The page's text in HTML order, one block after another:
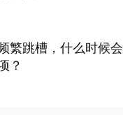
繁跳槽，什么时候
？